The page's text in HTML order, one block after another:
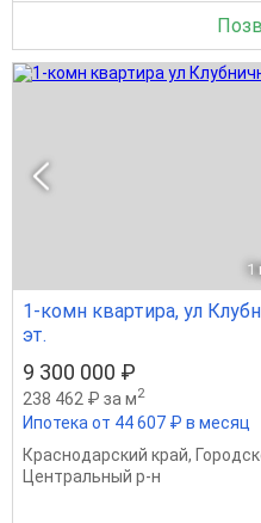
1
1-комн квартира, ул
эт.
9 300 000 ₽
238 462 ₽ за м2
Ипотека от 44 607 ₽ в месяц
Краснодарский край,
Центральный р-н